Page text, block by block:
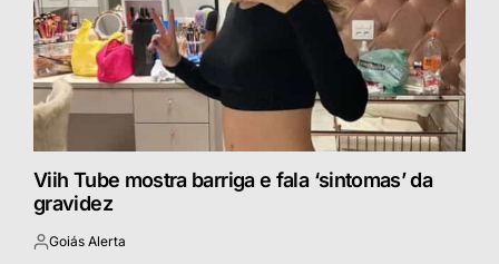
Viih Tube mostra barriga e fala ‘sintomas’ da
gravidez
Postado
Goiás Alerta